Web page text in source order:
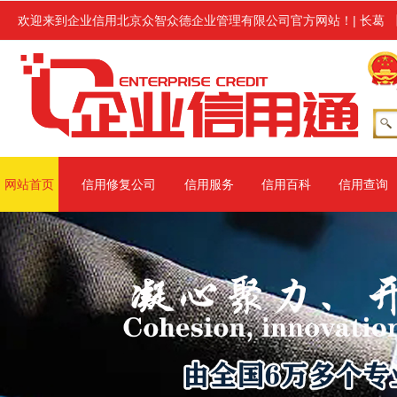
欢迎来到企业信用北京众智众德企业管理有限公司官方网站！ | 长葛
企业信用修复服务,修复范围涉及信用中国、信用地方(主要指省级
网站首页 信用修复公司 信用服务 信用百科 信用查询